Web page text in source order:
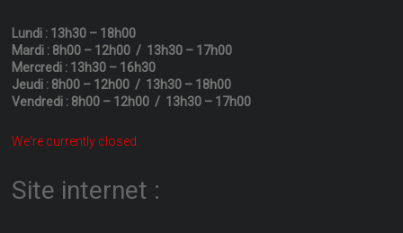
Lundi : 13h30 – 18h00
Mardi : 8h00 – 12h00 / 13h30 – 17h00
Mercredi : 13h30 – 16h30
Jeudi : 8h00 – 12h00 / 13h30 – 18h00
Vendredi : 8h00 – 12h00 / 13h30 – 17h00
We're currently closed.
Site internet :